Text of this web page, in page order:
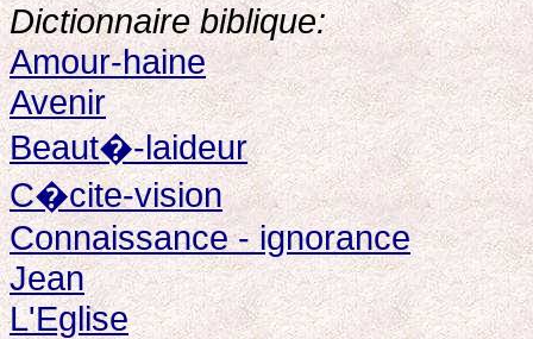
Dictionnaire biblique:
Amour-haine
Avenir
Beaut�-laideur
C�cite-vision
Connaissance - ignorance
Jean
L'Eglise